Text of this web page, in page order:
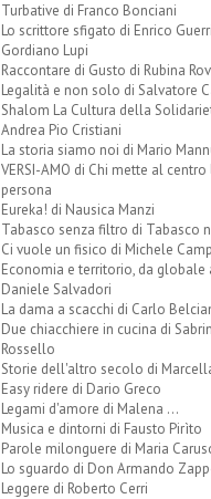
Turbative di Franco Bonciani
Lo scrittore sfigato di Enrico
Gordiano Lupi
Raccontare di Gusto di Rubina
Legalità e non solo di Salvatore
Shalom La Cultura della
Andrea Pio Cristiani
La storia siamo noi di Mario
VERSI-AMO di Chi mette al centro
persona
Eureka! di Nausica Manzi
Tabasco senza filtro di Tabasco
Ci vuole un fisico di Michele
Economia e territorio, da globale
Daniele Salvadori
La dama a scacchi di Carlo
Due chiacchiere in cucina di
Rossello
Storie dell'altro secolo di
Easy ridere di Dario Greco
Legami d'amore di Malena ...
Musica e dintorni di Fausto Pirìto
Parole milonguere di Maria
Lo sguardo di Don Armando
Leggere di Roberto Cerri